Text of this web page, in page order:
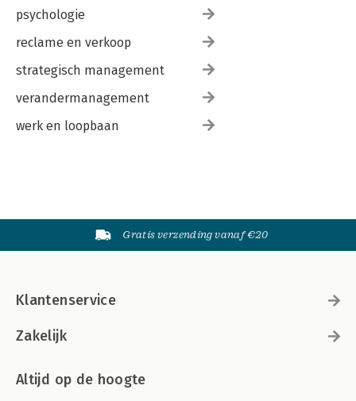
psychologie
reclame en verkoop
strategisch management
verandermanagement
werk en loopbaan
Gratis verzending vanaf €20
Klantenservice
Zakelijk
Altijd op de hoogte